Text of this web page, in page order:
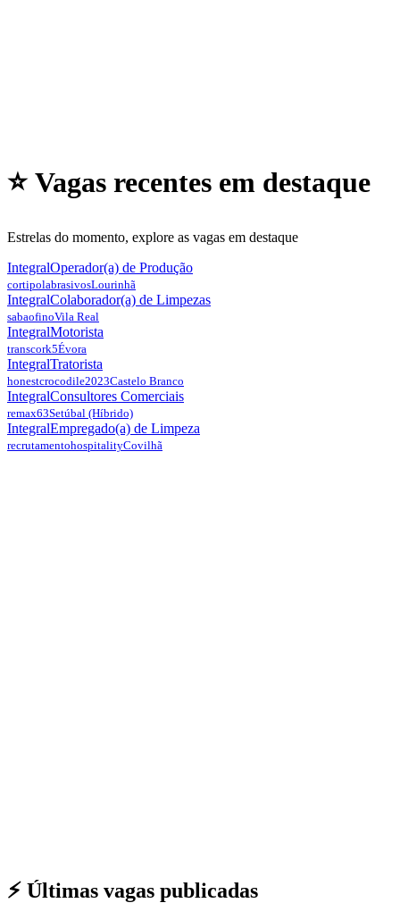
⭐ Vagas recentes em destaque
Estrelas do momento, explore as vagas em destaque
IntegralOperador(a) de Produção
cortipolabrasivosLourinhã
IntegralColaborador(a) de Limpezas
sabaofinoVila Real
IntegralMotorista
transcork5Évora
IntegralTratorista
honestcrocodile2023Castelo Branco
IntegralConsultores Comerciais
remax63Setúbal (Híbrido)
IntegralEmpregado(a) de Limpeza
recrutamentohospitalityCovilhã
⚡ Últimas vagas publicadas